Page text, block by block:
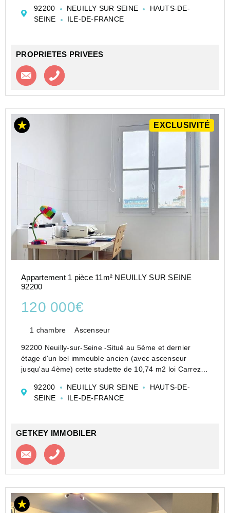
. Ce local peut servir d'entrepôt ou de bureau...
92200 NEUILLY SUR SEINE
HAUTS-DE-
SEINE
ILE-DE-FRANCE
PROPRIETES PRIVEES
Contacter l'agence
EXCLUSIVITÉ
Appartement 1 pièce 11m² NEUILLY SUR SEINE
92200
120 000€
1 chambre Ascenseur
92200 Neuilly-sur-Seine -Situé au 5ème et dernier
étage d'un bel immeuble ancien (avec ascenseur
jusqu'au 4ème) cette studette de 10,74 m2 loi Carrez
qu'une salle de douche.
(WC sur la pal...
92200 NEUILLY SUR SEINE
HAUTS-DE-
SEINE
ILE-DE-FRANCE
GETKEY IMMOBILER
Contacter l'agence